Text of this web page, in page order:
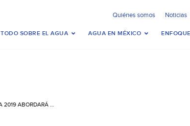
Quiénes somos Noticias
TODO SOBRE EL AGUA AGUA EN MÉXICO
VALENCIA: EFIAQUA 2019 ABORDARÁ LOS RETOS DIGITALES Y MEDIOAMBIENTALES EN LA GESTIÓN URBANA DEL AGUA (EFIAQUA)